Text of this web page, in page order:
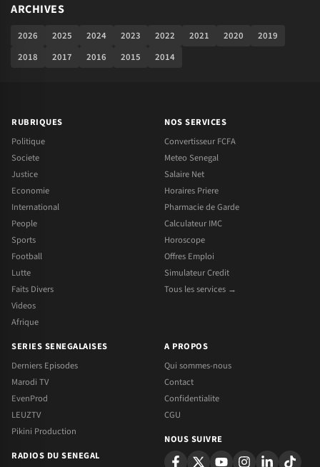
ARCHIVES
2026 2025 2024 2023 2022 2021 2020
2019
2018
2017 2016 2015 2014
RUBRIQUES
Politique
Societe
Justice
Economie
International
People
Sports
Football
Lutte
Faits Divers
Videos
Afrique
NOS SERVICES
Convertisseur FCFA
Meteo Senegal
Salaire Net
Horaires Priere
Pharmacie de Garde
Calculateur IMC
Horoscope
Offres Emploi
Simulateur Credit
Tous les services →
SERIES SENEGALAISES
Derniers Episodes
Marodi TV
EvenProd
LEUZTV
Pikini Production
RADIOS DU SENEGAL
A PROPOS
Qui sommes-nous
Contact
Confidentialite
CGU
NOUS SUIVRE